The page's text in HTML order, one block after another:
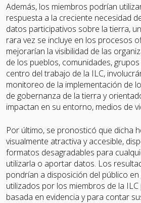
Además, los miembros podrían
respuesta a la creciente necesidad
datos participativos sobre la tierra,
rara vez se incluye en los procesos
mejorarían la visibilidad de las
de los pueblos, comunidades,
centro del trabajo de la ILC,
monitoreo de la implementación de
de gobernanza de la tierra y
impactan en su entorno, medios de
Por último, se pronosticó que dicha
visualmente atractiva y accesible,
formatos desagradables para
utilizarla o aportar datos. Los
pondrían a disposición del público
utilizados por los miembros de la
basada en evidencia y para contar